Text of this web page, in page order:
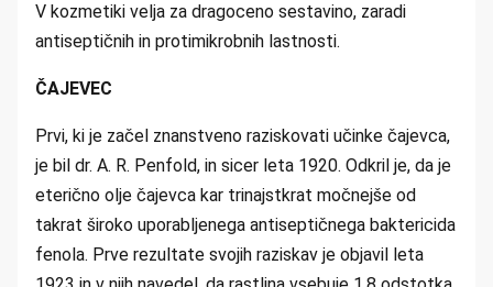
V kozmetiki velja za dragoceno sestavino, zaradi
antiseptičnih in protimikrobnih lastnosti.
ČAJEVEC
Prvi, ki je začel znanstveno raziskovati učinke čajevca,
je bil dr. A. R. Penfold, in sicer leta 1920. Odkril je, da je
eterično olje čajevca kar trinajstkrat močnejše od
takrat široko uporabljenega antiseptičnega baktericida
fenola. Prve rezultate svojih raziskav je objavil leta